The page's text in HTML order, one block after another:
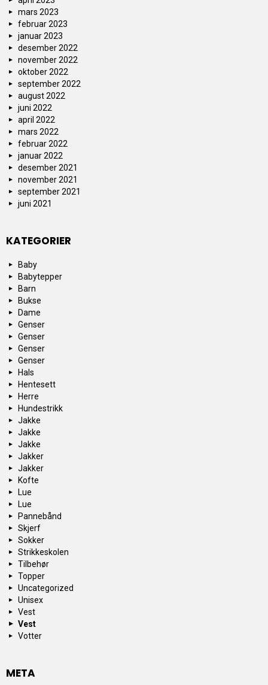
mars 2023
februar 2023
januar 2023
desember 2022
november 2022
oktober 2022
september 2022
august 2022
juni 2022
april 2022
mars 2022
februar 2022
januar 2022
desember 2021
november 2021
september 2021
juni 2021
KATEGORIER
Baby
Babytepper
Barn
Bukse
Dame
Genser
Genser
Genser
Genser
Hals
Hentesett
Herre
Hundestrikk
Jakke
Jakke
Jakke
Jakker
Jakker
Kofte
Lue
Lue
Pannebånd
Skjerf
Sokker
Strikkeskolen
Tilbehør
Topper
Uncategorized
Unisex
Vest
Vest
Votter
META